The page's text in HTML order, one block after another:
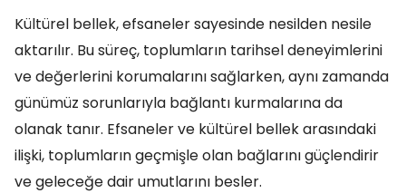
Kültürel bellek, efsaneler sayesinde nesilden nesile
aktarılır. Bu süreç, toplumların tarihsel deneyimlerini
ve değerlerini korumalarını sağlarken, aynı zamanda
günümüz sorunlarıyla bağlantı kurmalarına da
olanak tanır. Efsaneler ve kültürel bellek arasındaki
ilişki, toplumların geçmişle olan bağlarını güçlendirir
ve geleceğe dair umutlarını besler.